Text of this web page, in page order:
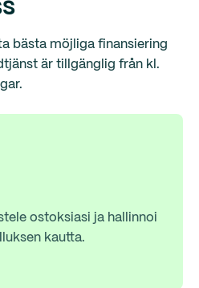
muista lukita korttisi, jotta
bästa möjliga finansiering
är tillgänglig från kl.
ostoksiasi ja hallinnoi
kautta.